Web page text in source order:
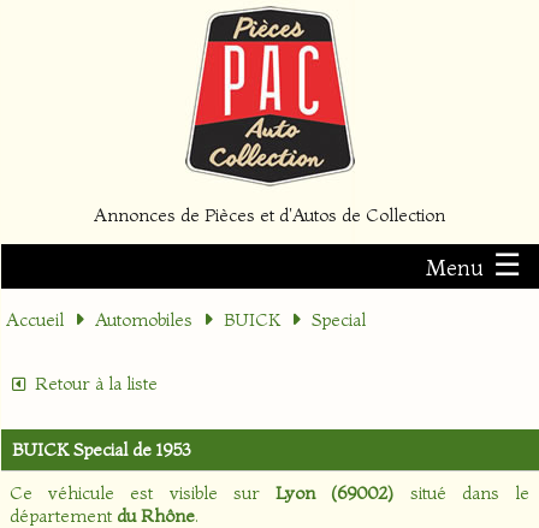
Annonces de Pièces et d'Autos de Collection
Menu ☰
Accueil Automobiles BUICK Special
Retour à la liste
BUICK Special de 1953
Ce véhicule est visible surLyon (69002) situé dans le
département du Rhône.